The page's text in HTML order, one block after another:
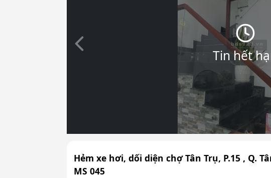
Tin hết
Slide trước
Hẻm xe hơi, dối diện chợ Tân Trụ, P.15 , Q.
MS 045